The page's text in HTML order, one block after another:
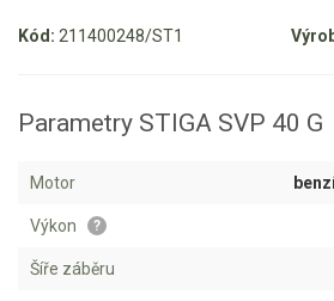
Aku křovinořezy a vyžínače
Aku sekačky
Aku STIHL
Aku AL-KO
Kód: 211400248/ST1
Parametry STIGA SVP 40 G
Motor
Výkon ?
Šíře záběru